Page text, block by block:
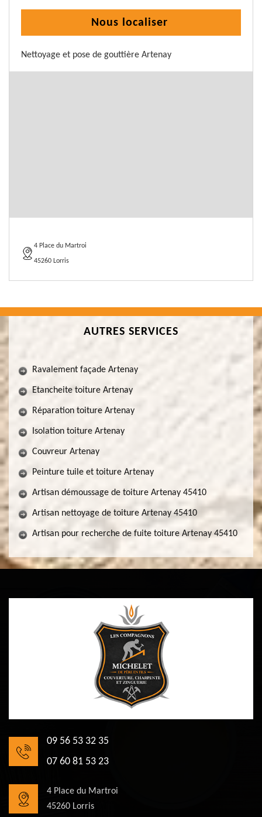
Nous localiser
Nettoyage et pose de gouttière Artenay
4 Place du Martroi
45260 Lorris
AUTRES SERVICES
Ravalement façade Artenay
Etancheite toiture Artenay
Réparation toiture Artenay
Isolation toiture Artenay
Couvreur Artenay
Peinture tuile et toiture Artenay
Artisan démoussage de toiture Artenay 45410
Artisan nettoyage de toiture Artenay 45410
Artisan pour recherche de fuite toiture Artenay 45410
09 56 53 32 35
07 60 81 53 23
4 Place du Martroi
45260 Lorris